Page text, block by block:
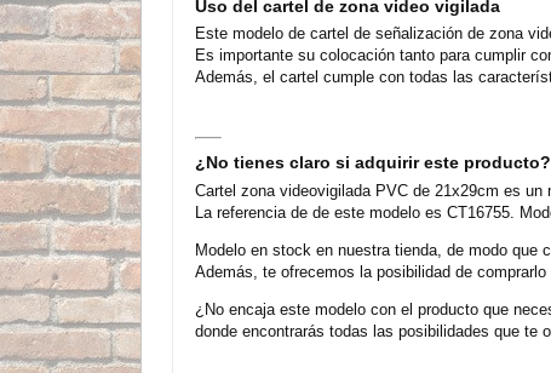
Uso del cartel de zona video vigilada
Este modelo de cartel de señalización de zona
Es importante su colocación tanto para cumplir
Además, el cartel cumple con todas las
¿No tienes claro si adquirir este producto?
Cartel zona videovigilada PVC de 21x29cm es
La referencia de de este modelo es CT16755.
Modelo en stock en nuestra tienda, de modo que
Además, te ofrecemos la posibilidad de
¿No encaja este modelo con el producto que
donde encontrarás todas las posibilidades que te